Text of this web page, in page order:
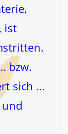
ist
bzw.
sich …